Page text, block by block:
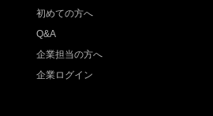
初めての方へ
Q&A
企業担当の方へ
企業ログイン